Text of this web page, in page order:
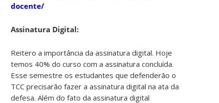
docente/
Assinatura Digital:
Reitero a importância da assinatura digital. Hoje
temos 40% do curso com a assinatura concluída.
Esse semestre os estudantes que defenderão o
TCC precisarão fazer a assinatura digital na ata da
defesa. Além do fato da assinatura digital